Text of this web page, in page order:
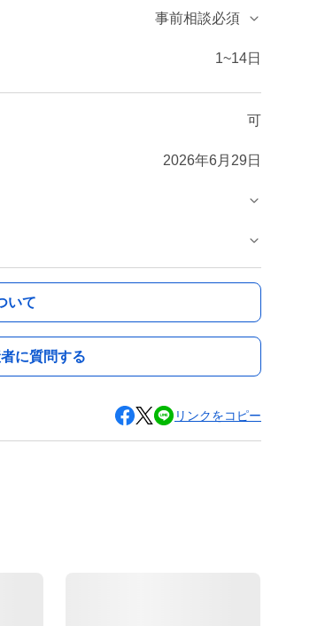
事前相談必須
1~14日
可
2026年6月29日
いて
に質問する
リンクをコピー